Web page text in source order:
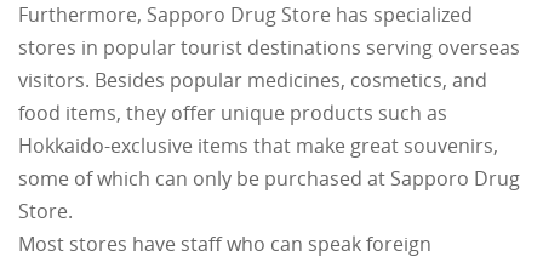
Furthermore, Sapporo Drug Store has specialized
stores in popular tourist destinations serving overseas
visitors. Besides popular medicines, cosmetics, and
food items, they offer unique products such as
Hokkaido-exclusive items that make great souvenirs,
some of which can only be purchased at Sapporo Drug
Store.
Most stores have staff who can speak foreign